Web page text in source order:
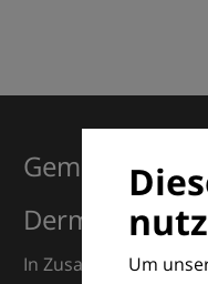
Um
Gemeinsam
Dermatologie
In Zusammenarbeit